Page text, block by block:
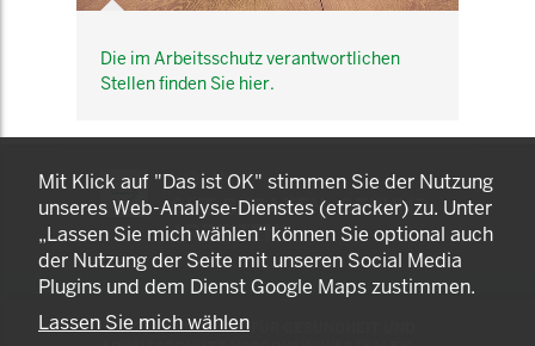
Die im Arbeitsschutz verantwortlichen
Stellen finden Sie hier.
KOMNET
GUT BERATEN. GESUND
ARBEITEN.
© 2025 LANDESAMT FÜR GESUNDHEIT UND
Mit Klick auf "Das ist OK" stimmen Sie der Nutzung
unseres Web-Analyse-Dienstes (etracker) zu. Unter
„Lassen Sie mich wählen“ können Sie optional auch
der Nutzung der Seite mit unseren Social Media
Plugins und dem Dienst Google Maps zustimmen.
Lassen Sie mich wählen